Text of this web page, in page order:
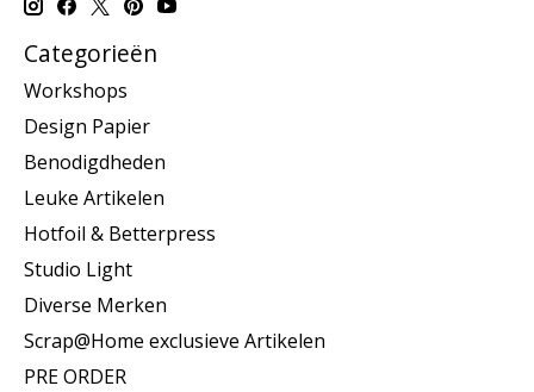
Categorieën
Workshops
Design Papier
Benodigdheden
Leuke Artikelen
Hotfoil & Betterpress
Studio Light
Diverse Merken
Scrap@Home exclusieve Artikelen
PRE ORDER